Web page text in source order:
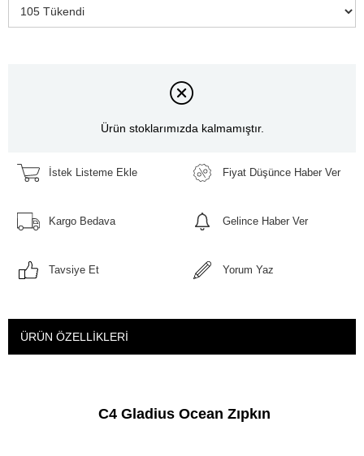
Ürün stoklarımızda kalmamıştır.
İstek Listeme Ekle Fiyat Düşünce Haber Ver
Kargo Bedava Gelince Haber Ver
Tavsiye Et Yorum Yaz
ÜRÜN ÖZELLIKLERI
C4 Gladius Ocean Zıpkın